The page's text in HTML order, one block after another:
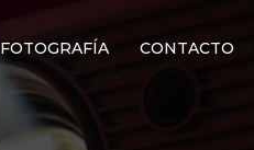
FOTOGRAFÍA CONTACTO